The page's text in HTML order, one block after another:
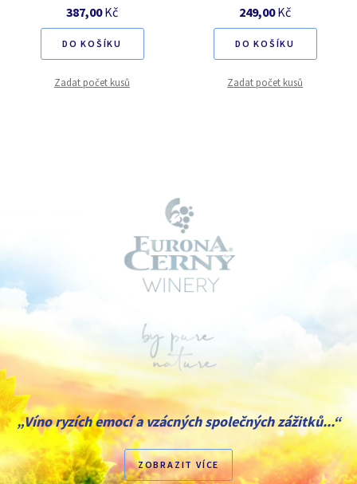
387,00Kč
DO KOŠÍKU
Zadat počet kusů
249,00Kč
DO KOŠÍKU
Zadat počet kusů
„Víno ryzích emocí a vzácných společných zážitků...“
ZOBRAZIT VÍCE